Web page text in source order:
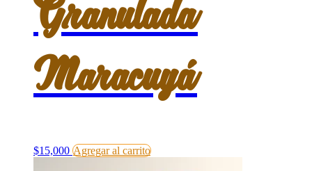
Granulada
Maracuyá
$15,000 Agregar al carritoEste